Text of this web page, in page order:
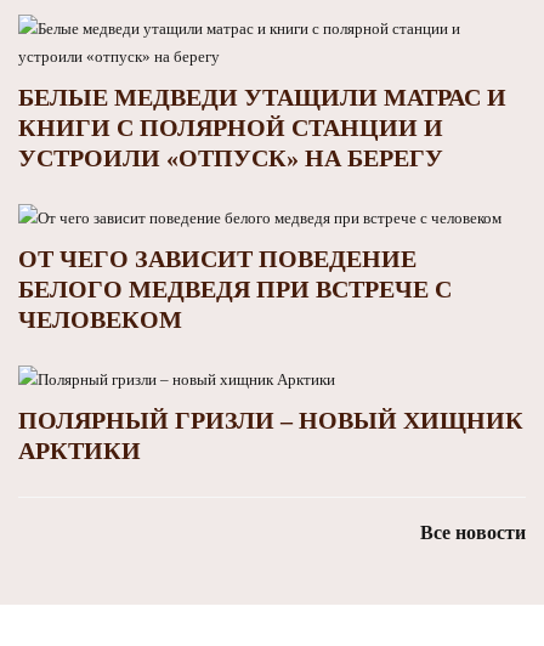
БЕЛЫЕ МЕДВЕДИ УТАЩИЛИ МАТРАС И
КНИГИ С ПОЛЯРНОЙ СТАНЦИИ И
УСТРОИЛИ «ОТПУСК» НА БЕРЕГУ
ОТ ЧЕГО ЗАВИСИТ ПОВЕДЕНИЕ
БЕЛОГО МЕДВЕДЯ ПРИ ВСТРЕЧЕ С
ЧЕЛОВЕКОМ
ПОЛЯРНЫЙ ГРИЗЛИ – НОВЫЙ ХИЩНИК
АРКТИКИ
Все новости